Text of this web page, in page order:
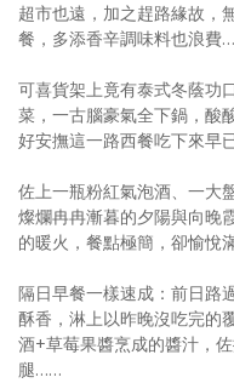
超市也遠，加之趕路緣故，
餐，多添香辛調味料也浪
可喜貨架上竟有泰式冬蔭功
菜，一古腦豪氣全下鍋，酸
好安撫這一路西餐吃下來早
佐上一瓶粉紅氣泡酒、一大
燦爛冉冉漸暮的夕陽與向晚
的暖火，餐點極簡，卻愉悅
隔日早餐一樣速成：前日路
酥香，淋上以昨晚沒吃完的
酒+草莓果醬烹成的醬汁，
腿……